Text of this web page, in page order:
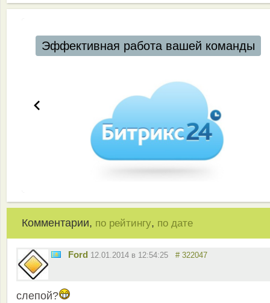
Эффективная работа вашей команды
Комментарии, по рейтингу, по дате
Ford 12.01.2014 в 12:54:25 # 322047
слепой?